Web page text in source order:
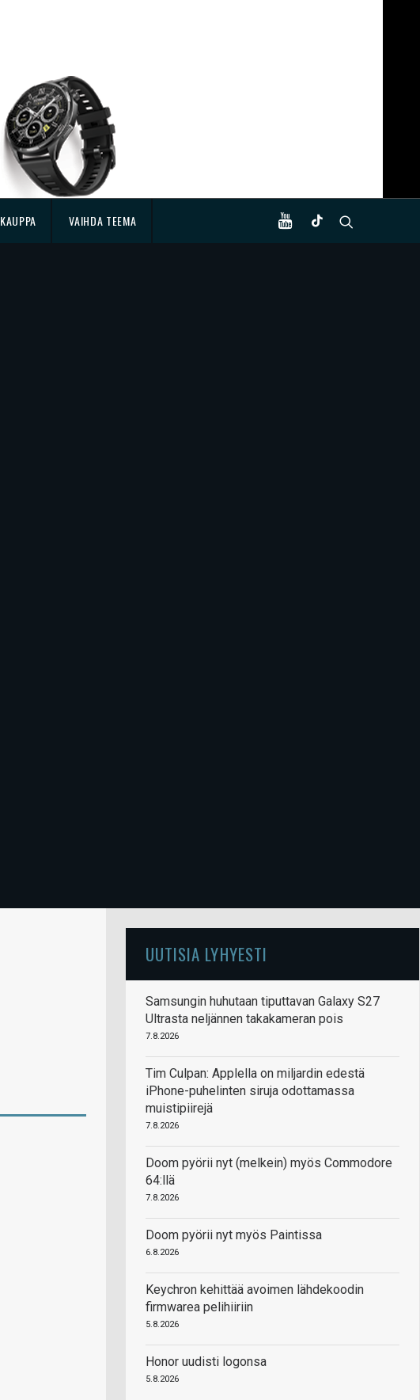
KAUPPA VAIHDA TEEMA
UUTISIA LYHYESTI
Samsungin huhutaan tiputtavan Galaxy S27
Ultrasta neljännen takakameran pois
7.8.2026
Tim Culpan: Applella on miljardin edestä
iPhone-puhelinten siruja odottamassa
muistipiirejä
7.8.2026
Doom pyörii nyt (melkein) myös Commodore
64:llä
7.8.2026
Doom pyörii nyt myös Paintissa
6.8.2026
Keychron kehittää avoimen lähdekoodin
firmwarea pelihiiriin
5.8.2026
Honor uudisti logonsa
5.8.2026